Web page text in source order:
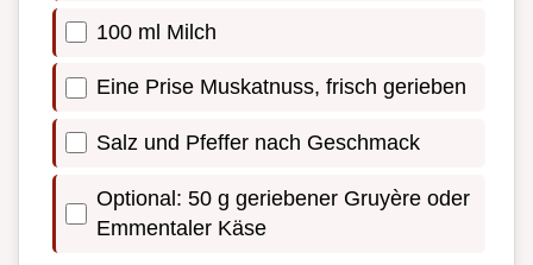
100 ml Milch
Eine Prise Muskatnuss, frisch gerieben
Salz und Pfeffer nach Geschmack
Optional: 50 g geriebener Gruyère oder
Emmentaler Käse